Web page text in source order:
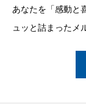
あなたを「感動と
ュッと詰まったメ